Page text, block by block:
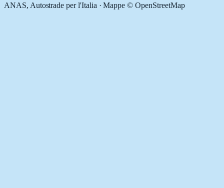
ANAS, Autostrade per l'Italia · Mappe © OpenStreetMap